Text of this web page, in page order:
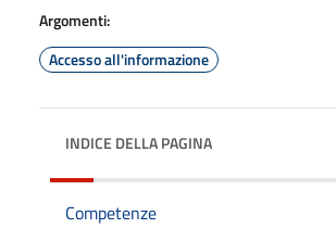
Argomenti:
Accesso all'informazione
INDICE DELLA PAGINA
Competenze